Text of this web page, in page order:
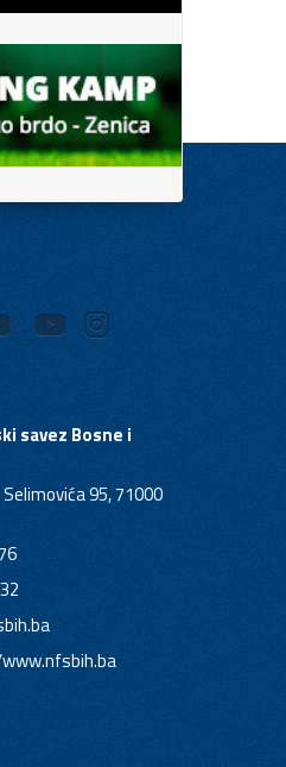
savez Bosne i
95, 71000